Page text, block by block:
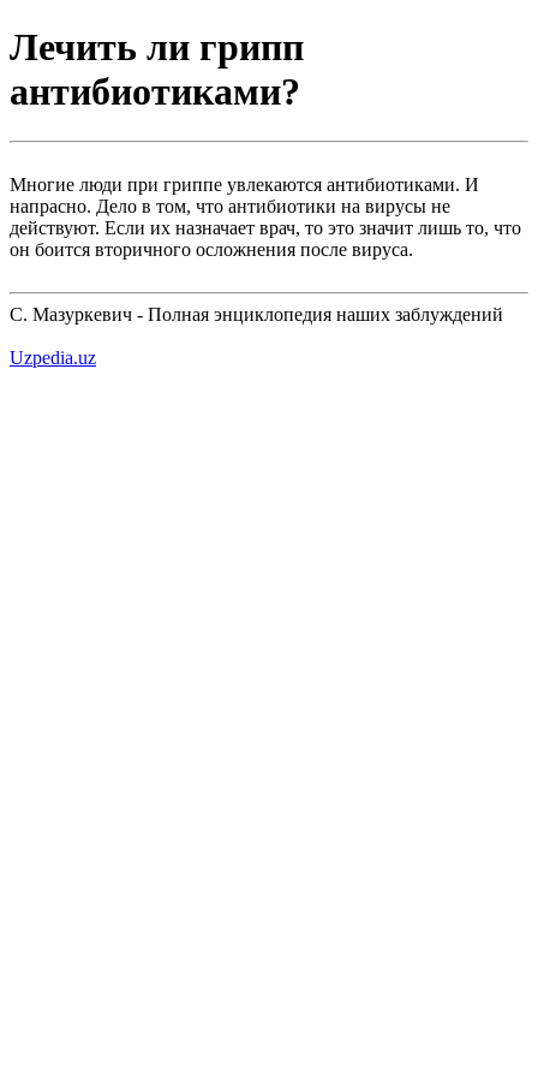
Лечить ли грипп
антибиотиками?
Многие люди при гриппе увлекаются антибиотиками. И
напрасно. Дело в том, что антибиотики на вирусы не
действуют. Если их назначает врач, то это значит лишь то, что
он боится вторичного осложнения после вируса.
С. Мазуркевич - Полная энциклопедия наших заблуждений
Uzpedia.uz